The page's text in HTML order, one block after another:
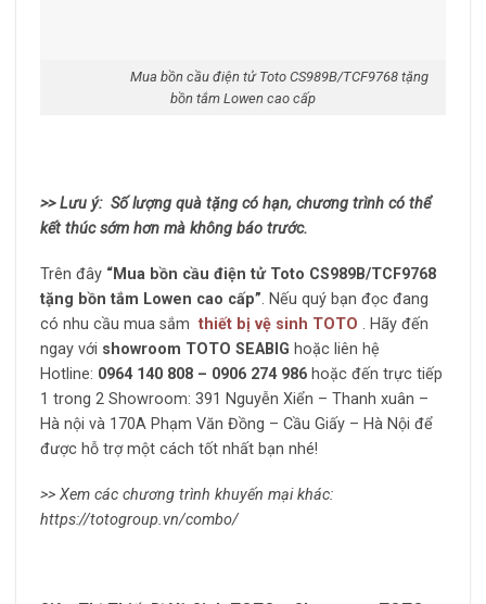
Mua bồn cầu điện tử Toto CS989B/TCF9768 tặng
bồn tắm Lowen cao cấp
>> Lưu ý: Số lượng quà tặng có hạn, chương trình có thể
kết thúc sớm hơn mà không báo trước.
Trên đây “Mua bồn cầu điện tử Toto CS989B/TCF9768
tặng bồn tắm Lowen cao cấp”. Nếu quý bạn đọc đang
có nhu cầu mua sắm thiết bị vệ sinh TOTO . Hãy đến
ngay với showroom TOTO SEABIG hoặc liên hệ
Hotline: 0964 140 808 – 0906 274 986hoặc đến trực tiếp
1 trong 2 Showroom: 391 Nguyễn Xiển – Thanh xuân –
Hà nội và 170A Phạm Văn Đồng – Cầu Giấy – Hà Nội để
được hỗ trợ một cách tốt nhất bạn nhé!
>> Xem các chương trình khuyến mại khác:
https://totogroup.vn/combo/